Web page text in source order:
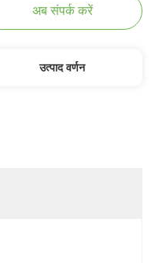
अब संपर्क करें
उत्पाद वर्णन